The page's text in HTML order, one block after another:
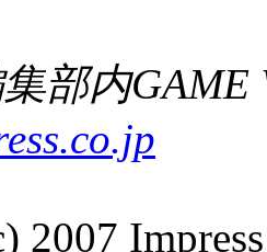
部内GAME
2007